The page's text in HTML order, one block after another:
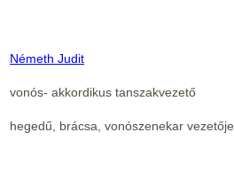
Németh Judit
vonós- akkordikus tanszakvezető
hegedű, brácsa, vonószenekar vezetője